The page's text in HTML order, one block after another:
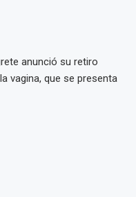
anunció su retiro
vagina, que se presenta